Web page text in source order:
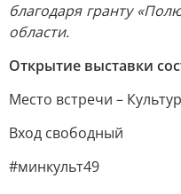
благодаря гранту
области.
Открытие выставки
Место встречи –
Вход свободный
#минкульт49